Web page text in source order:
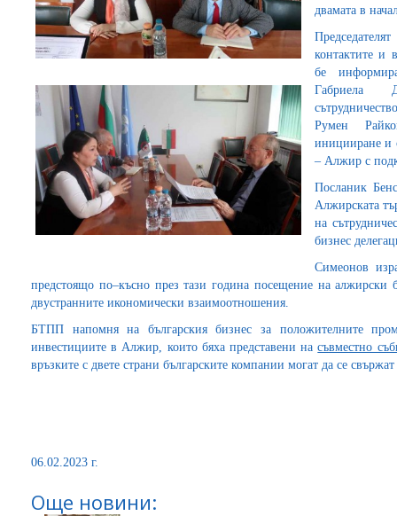
двамата в
контактите и
бе
Габриела
Румен
иницииране и
– Алжир с
Посланик
Алжирската
на
бизнес
Симеонов
предстоящо по–късно през тази година посещение на алжирски
двустранните икономически взаимоотношения.
БТПП напомня на българския бизнес за положителните
инвестициите в Алжир, които бяха представени насъвместно
връзките с двете страни българските компании могат да се
06.02.2023 г.
Още новини: